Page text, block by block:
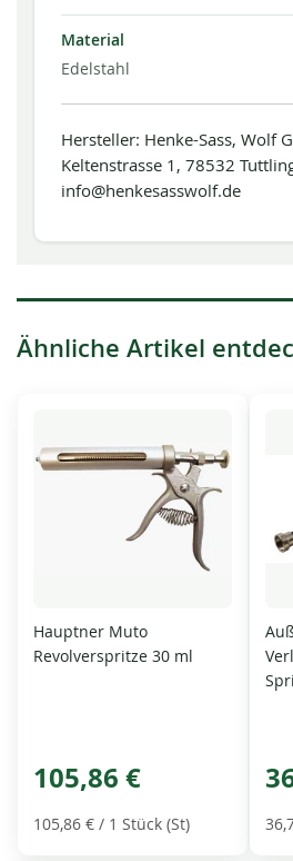
Material
Edelstahl
Hersteller: Henke-Sass, Wolf
Keltenstrasse 1, 78532
info@henkesasswolf.de
Ähnliche Artikel
Hauptner Muto
Revolverspritze 30 ml
105,86 €
105,86 € / 1 Stück (St)